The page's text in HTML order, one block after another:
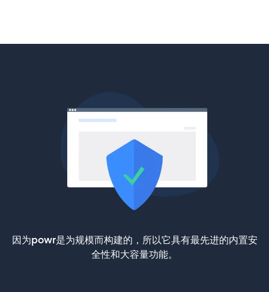
因为powr是为规模而构建的，所以它具有最先进的内置安
全性和大容量功能。